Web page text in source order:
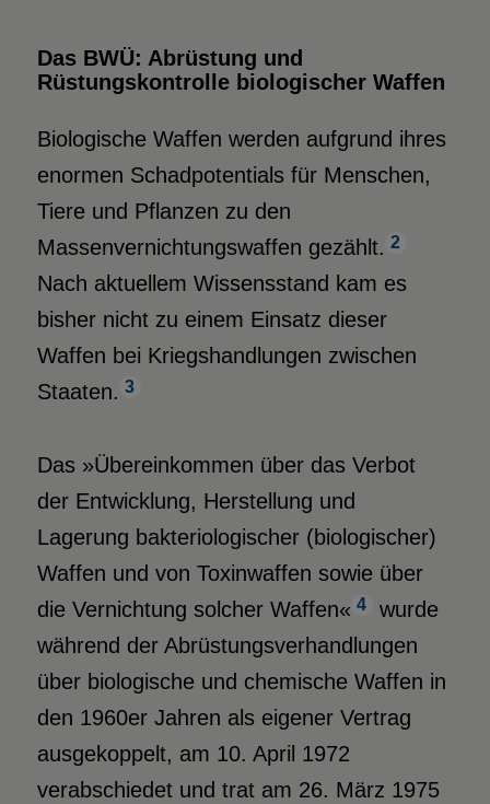
Das BWÜ: Abrüstung und
Rüstungskontrolle biologischer Waffen
Biologische Waffen werden aufgrund ihres
enormen Schadpotentials für Menschen,
Tiere und Pflanzen zu den
Massenvernichtungswaffen gezählt. 2
Nach aktuellem Wissensstand kam es
bisher nicht zu einem Einsatz dieser
Waffen bei Kriegshandlungen zwischen
Staaten. 3
Das »Übereinkommen über das Verbot
der Entwicklung, Herstellung und
Lagerung bakteriologischer (biologischer)
Waffen und von Toxinwaffen sowie über
die Vernichtung solcher Waffen« 4
wurde
während der Abrüstungsverhandlungen
über biologische und chemische Waffen in
den 1960er Jahren als eigener Vertrag
ausgekoppelt, am 10. April 1972
verabschiedet und trat am 26. März 1975